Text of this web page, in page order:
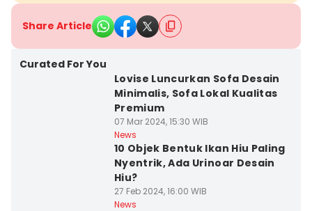
Share Article
Curated For You
Lovise Luncurkan Sofa Desain
Minimalis, Sofa Lokal Kualitas
Premium
07 Mar 2024, 15:30 WIB
News
10 Objek Bentuk Ikan Hiu Paling
Nyentrik, Ada Urinoar Desain
Hiu?
27 Feb 2024, 16:00 WIB
News